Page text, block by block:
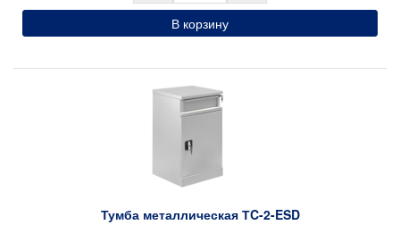
(ESD) исполнении с защитой от электростатического разряда.
В антистатическом (ESD) исполнении тумба окрашена
Масса тумбы — 30 кг. Поставляется в собранном виде.
В корзину
Тумба металлическая ТC-2-ESD